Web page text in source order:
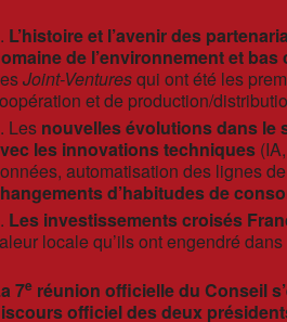
L’histoire et l’avenir des
de l’environnement et bas
Joint-Venturesqui ont été les
et de production/
Les nouvelles évolutions dans le
les innovations techniques
automatisation des lignes
d’habitudes de
Les investissements croisés
locale qu’ils ont engendré dans
7e réunion officielle du Conseil
officiel des deux